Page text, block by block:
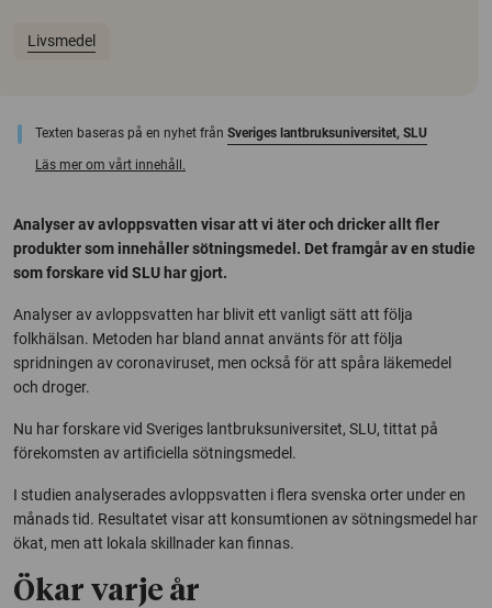
Livsmedel
Texten baseras på en nyhet från Sveriges lantbruksuniversitet, SLU
Läs mer om vårt innehåll.
Analyser av avloppsvatten visar att vi äter och dricker allt fler
produkter som innehåller sötningsmedel. Det framgår av en studie
som forskare vid SLU har gjort.
Analyser av avloppsvatten har blivit ett vanligt sätt att följa
folkhälsan. Metoden har bland annat använts för att följa
spridningen av coronaviruset, men också för att spåra läkemedel
och droger.
Nu har forskare vid Sveriges lantbruksuniversitet, SLU, tittat på
förekomsten av artificiella sötningsmedel.
I studien analyserades avloppsvatten i flera svenska orter under en
månads tid. Resultatet visar att konsumtionen av sötningsmedel har
ökat, men att lokala skillnader kan finnas.
Ökar varje år